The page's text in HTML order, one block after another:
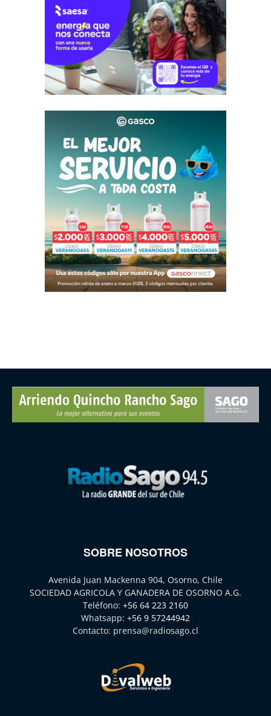
SOBRE NOSOTROS
Avenida Juan Mackenna 904, Osorno, Chile
SOCIEDAD AGRICOLA Y GANADERA DE OSORNO A.G.
Teléfono: +56 64 223 2160
Whatsapp: +56 9 57244942
Contacto: prensa@radiosago.cl